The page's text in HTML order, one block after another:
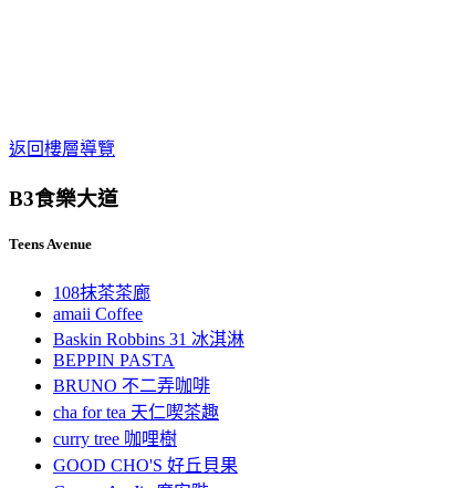
返回樓層導覽
B3食樂大道
Teens Avenue
108抹茶茶廊
amaii Coffee
Baskin Robbins 31 冰淇淋
BEPPIN PASTA
BRUNO 不二弄咖啡
cha for tea 天仁喫茶趣
curry tree 咖哩樹
GOOD CHO'S 好丘貝果